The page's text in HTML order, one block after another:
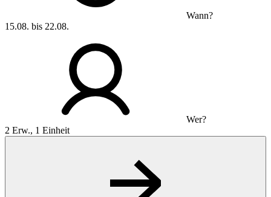
Wann?
15.08. bis 22.08.
Wer?
2 Erw., 1 Einheit